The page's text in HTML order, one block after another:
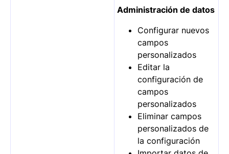
Administración de datos
Configurar nuevos
campos
personalizados
Editar la
configuración de
campos
personalizados
Eliminar campos
personalizados de
la configuración